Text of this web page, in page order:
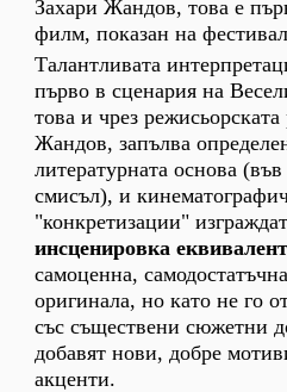
Захари Жандов, това е
филм, показан на
Талантливата
първо в сценария на
това и чрез
Жандов, запълва
литературната основа
смисъл), и
"конкретизации"
инсценировка еквивалент
самоценна,
оригинала, но като не го
със съществени сюжетни
добавят нови, добре
акценти.